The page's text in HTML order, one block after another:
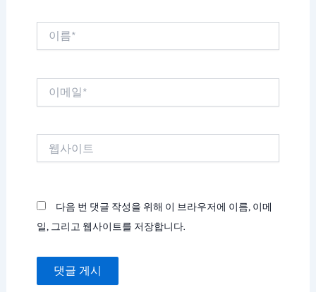
다음 번 댓글 작성을 위해 이 브라우저에 이름, 이메
일, 그리고 웹사이트를 저장합니다.